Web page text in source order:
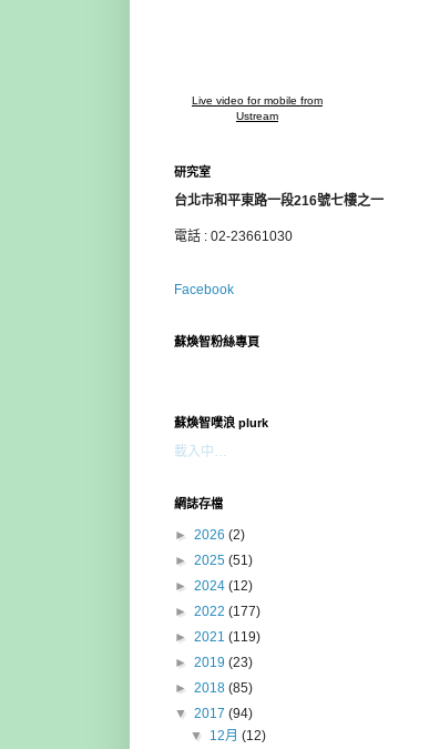
Live video for mobile from
Ustream
研究室
台北市和平東路一段216號七樓之一
電話 : 02-23661030
Facebook
蘇煥智粉絲專頁
蘇煥智噗浪 plurk
載入中…
網誌存檔
► 2026 (2)
► 2025 (51)
► 2024 (12)
► 2022 (177)
► 2021 (119)
► 2019 (23)
► 2018 (85)
▼ 2017 (94)
▼ 12月(12)